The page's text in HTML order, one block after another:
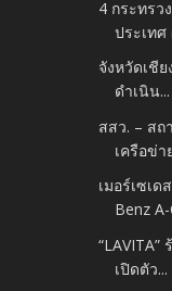
4 กระทร
ประเทศ
จังหวัดเชี
ดำเนิน...
สสว. – สถ
เครือข่า
เมอร์เซเ
Benz A-
เปิดตัว...